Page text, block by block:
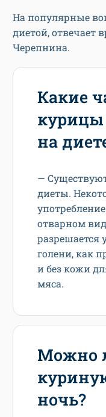
На популярные
диетой, отвечает
Черепнина.
Какие
на
—
диеты.
отварном
разрешается
голени, как
и без кожи
мяса.
Можно
ночь?